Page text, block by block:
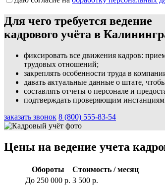
Для чего требуется ведение
кадрового учёта в
фиксировать все движения кадров:
трудовых отношений;
закреплять особенности труда в
давать актуальные данные о штате,
составлять отчеты о персонале и
подтверждать проверяющим
заказать звонок 8 (800) 555-83-54
Цены на ведение учета
Обороты
Стоимость / месяц
До 250 000 р. 3 500 р.